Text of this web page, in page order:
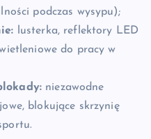
podczas wysypu);
lusterka, reflektory LED
do pracy w
niezawodne
blokujące skrzynię